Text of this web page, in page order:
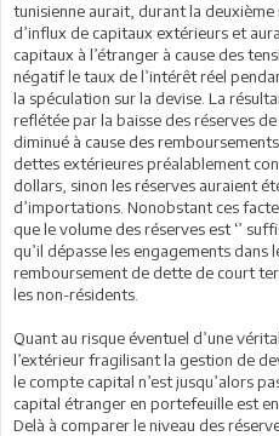
tunisienne aurait, durant la
d’influx de capitaux extérieurs et
capitaux à l’étranger à cause des
négatif le taux de l’intérêt réel
la spéculation sur la devise. La
reflétée par la baisse des réserves
diminué à cause des
dettes extérieures préalablement
dollars, sinon les réserves auraient
d’importations. Nonobstant ces
que le volume des réserves est ‘’
qu’il dépasse les engagements dans
remboursement de dette de court
les non-résidents.
Quant au risque éventuel d’une
l’extérieur fragilisant la gestion de
le compte capital n’est jusqu’alors
capital étranger en portefeuille est
Delà à comparer le niveau des